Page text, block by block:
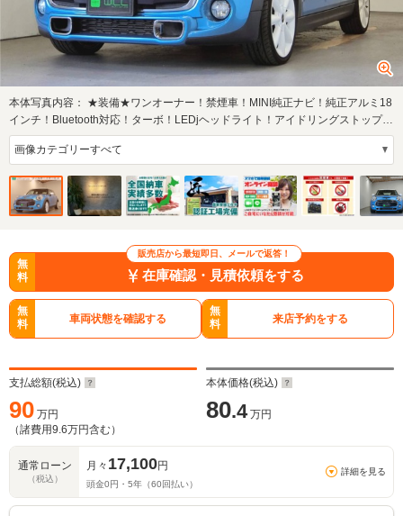
本体写真内容： ★装備★ワンオーナー！禁煙車！MINI純正ナビ！純正アルミ18
インチ！Bluetooth対応！ターボ！LEDjヘッドライト！アイドリングストップ！
ETC！オー…
販売店から最短即日、メールで返答！
無
料
在庫確認・見積依頼をする
無
料
車両状態を確認する
無
料
来店予約をする
支払総額(税込)
90 万円
（諸費用9.6万円含む）
本体価格(税込)
80.4万円
通常ローン
（税込）
月々 17,100円
頭金0円・ 5年（60 回払い）
詳細を見る